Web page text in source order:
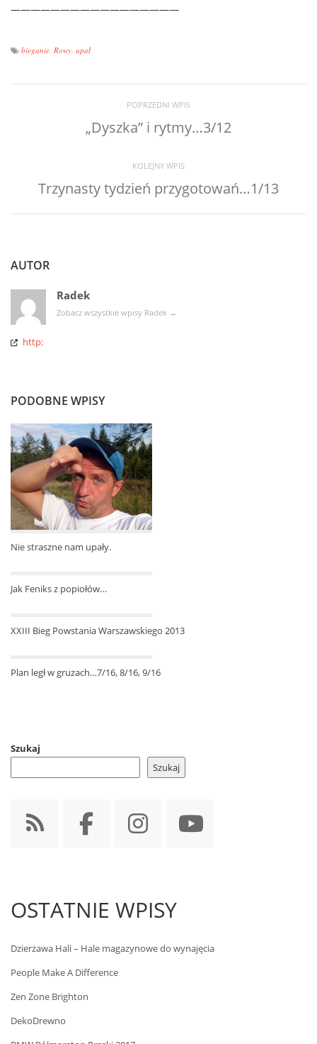
—————————————————
bieganie, Rowy, upał
POPRZEDNI WPIS
„Dyszka” i rytmy…3/12
KOLEJNY WPIS
Trzynasty tydzień przygotowań…1/13
AUTOR
Radek
Zobacz wszystkie wpisy Radek →
http:
PODOBNE WPISY
Nie straszne nam upały.
Jak Feniks z popiołów…
XXIII Bieg Powstania Warszawskiego 2013
Plan legł w gruzach…7/16, 8/16, 9/16
Szukaj
Szukaj
OSTATNIE WPISY
Dzierżawa Hali – Hale magazynowe do wynajęcia
People Make A Difference
Zen Zone Brighton
DekoDrewno